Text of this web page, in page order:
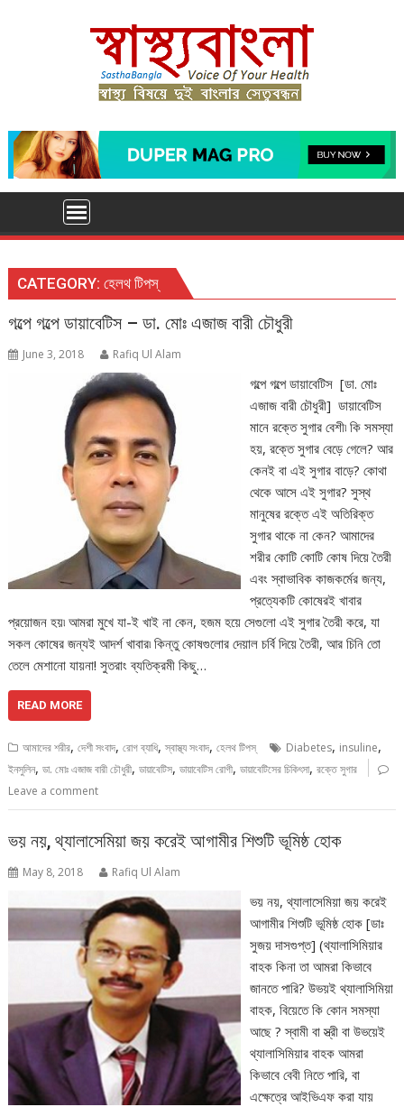
CATEGORY:হেলথ টিপস্
গল্পে গল্পে ডায়াবেটিস – ডা. মোঃ এজাজ বারী চৌধুরী
June 3, 2018 Rafiq Ul Alam
গল্পে গল্পে ডায়াবেটিস [ডা. মোঃ
এজাজ বারী চৌধুরী] ডায়াবেটিস
মানে রক্তে সুগার বেশী৷ কি সমস্যা
হয়, রক্তে সুগার বেড়ে গেলে? আর
কেনই বা এই সুগার বাড়ে? কোথা
থেকে আসে এই সুগার? সুস্থ
মানুষের রক্তে এই অতিরিক্ত
সুগার থাকে না কেন? আমাদের
শরীর কোটি কোটি কোষ দিয়ে তৈরী
এবং স্বাভাবিক কাজকর্মের জন্য,
প্রত্যেকটি কোষেরই খাবার
প্রয়োজন হয়৷ আমরা মুখে যা-ই খাই না কেন, হজম হয়ে সেগুলো এই সুগার তৈরী করে, যা
সকল কোষের জন্যই আদর্শ খাবার৷ কিন্তু কোষগুলোর দেয়াল চর্বি দিয়ে তৈরী, আর চিনি তো
তেলে মেশানো যায়না! সুতরাং ব্যতিক্রমী কিছু…
READ MORE
আমাদের শরীর,দেশী সংবাদ,রোগ ব্যাধি,স্বাস্থ্য সংবাদ,হেলথ টিপস্ Diabetes, insuline,
ইনসুলিন,ডা. মোঃ এজাজ বারী চৌধুরী,ডায়াবেটিস,ডায়াবেটিস রোগী,ডায়াবেটিসের চিকিৎসা,রক্তে সুগার
Leave a comment
ভয় নয়, থ্যালাসেমিয়া জয় করেই আগামীর শিশুটি ভূমিষ্ঠ হোক
May 8, 2018 Rafiq Ul Alam
ভয় নয়, থ্যালাসেমিয়া জয় করেই
আগামীর শিশুটি ভূমিষ্ঠ হোক [ডাঃ
সুজয় দাসগুপ্ত] (থ্যালাসিমিয়ার
বাহক কিনা তা আমরা কিভাবে
জানতে পারি? উভয়ই থ্যালাসিমিয়া
বাহক, বিয়েতে কি কোন সমস্যা
আছে ? স্বামী বা স্ত্রী বা উভয়েই
থ্যালাসিমিয়ার বাহক আমরা
কিভাবে বেবী নিতে পারি, বা
এক্ষেত্রে আইভিএফ করা যায়